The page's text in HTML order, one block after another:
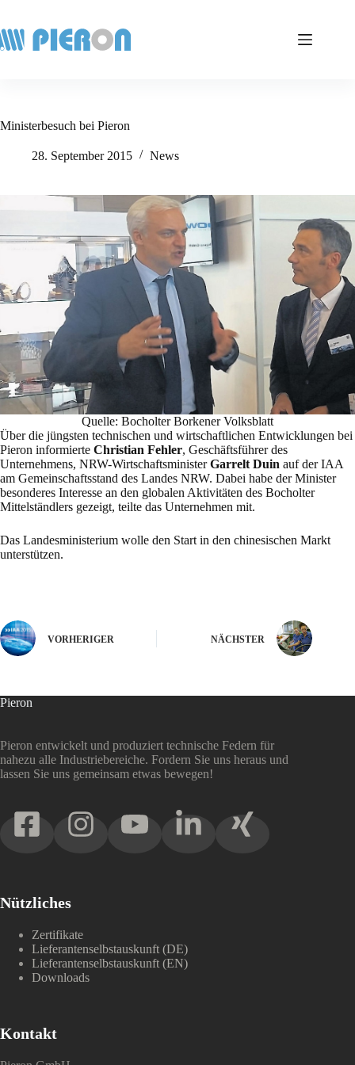
springen
Ministerbesuch bei Pieron
28. September 2015 News
Quelle: Bocholter Borkener Volksblatt
Über die jüngsten technischen und wirtschaftlichen Entwicklungen bei
Pieron informierte Christian Fehler, Geschäftsführer des
Unternehmens, NRW-WirtschaftsministerGarrelt Duin auf der IAA
am Gemeinschaftsstand des Landes NRW. Dabei habe der Minister
besonderes Interesse an den globalen Aktivitäten des Bocholter
Mittelständlers gezeigt, teilte das Unternehmen mit.
Das Landesministerium wolle den Start in den chinesischen Markt
unterstützen.
VORHERIGER NÄCHSTER
Pieron
Pieron entwickelt und produziert technische Federn für
nahezu alle Industriebereiche. Fordern Sie uns heraus und
lassen Sie uns gemeinsam etwas bewegen!
Nützliches
Zertifikate
Lieferantenselbstauskunft (DE)
Lieferantenselbstauskunft (EN)
Downloads
Kontakt